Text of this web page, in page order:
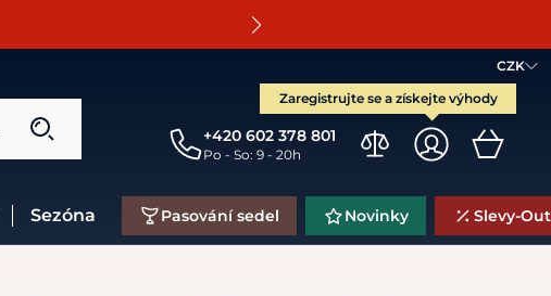
CZK
Zaregistrujte se a získejte výhody
+420 602 378 801
Po - So: 9 - 20h
Sezóna Pasování sedel Novinky Slevy-